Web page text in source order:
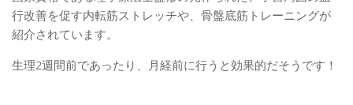
行改善を促す内転筋ストレッチや、骨盤底筋トレーニングが
紹介されています。
生理2週間前であったり、月経前に行うと効果的だそうです！